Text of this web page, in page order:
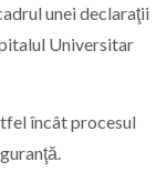
unei declaraţii
Universitar
încât procesul